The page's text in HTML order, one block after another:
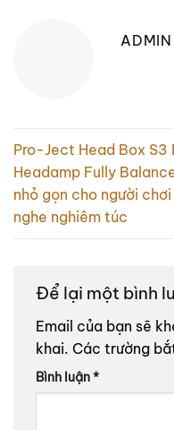
ADMIN
Pro-Ject Head Box S3
Headamp Fully
nhỏ gọn cho người
nghe nghiêm túc
Để lại một bình
Email của bạn sẽ
khai. Các trường
Bình luận*